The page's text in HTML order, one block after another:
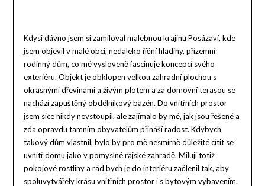
Kdysi dávno jsem si zamiloval malebnou krajinu Posázaví, kde
jsem objevil v malé obci, nedaleko říční hladiny, přízemní
rodinný dům, co mě vysloveně fascinuje koncepcí svého
exteriéru. Objekt je obklopen velkou zahradní plochou s
okrasnými dřevinami a živým plotem a za domovní terasou se
nachází zapuštěný obdélníkový bazén. Do vnitřních prostor
jsem sice nikdy nevstoupil, ale zajímalo by mě, jak jsou řešené a
zda opravdu tamním obyvatelům přináší radost. Kdybych
takový dům vlastnil, bylo by pro mě nesmírně důležité cítit se
uvnitř domu jako v pomyslné rajské zahradě. Miluji totiž
pokojové rostliny a rád bych je do interiéru začlenil tak, aby
spoluvytvářely krásu vnitřních prostor i s bytovým vybavením.